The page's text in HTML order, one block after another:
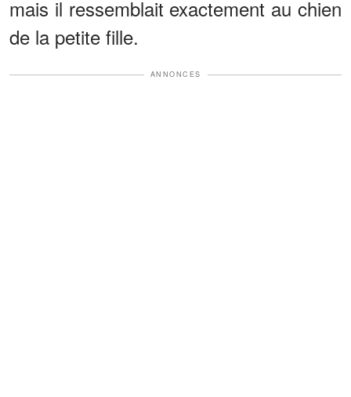
mais il ressemblait exactement au chien
de la petite fille.
ANNONCES